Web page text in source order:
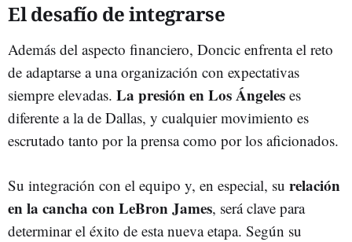
El desafío de integrarse
Además del aspecto financiero, Doncic enfrenta el reto
de adaptarse a una organización con expectativas
siempre elevadas. La presión en Los Ángeles es
diferente a la de Dallas, y cualquier movimiento es
escrutado tanto por la prensa como por los aficionados.
Su integración con el equipo y, en especial, su relación
en la cancha con LeBron James, será clave para
determinar el éxito de esta nueva etapa. Según su